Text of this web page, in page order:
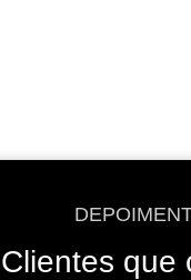
Clientes que